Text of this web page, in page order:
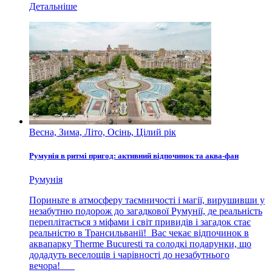
Детальніше
Весна, Зима, Літо, Осінь, Цілий рік
Румунія в ритмі пригод: активний відпочинок та аква-фан
Румунія
Пориньте в атмосферу таємничості і магії, вирушивши у
незабутню подорож до загадкової Румунії, де реальність
переплітається з міфами і світ привидів і загадок стає
реальністю в Трансильванії! Вас чекає відпочинок в
аквапарку Therme Bucuresti та солодкі подарунки, що
додадуть веселощів і чарівності до незабутнього
вечора!